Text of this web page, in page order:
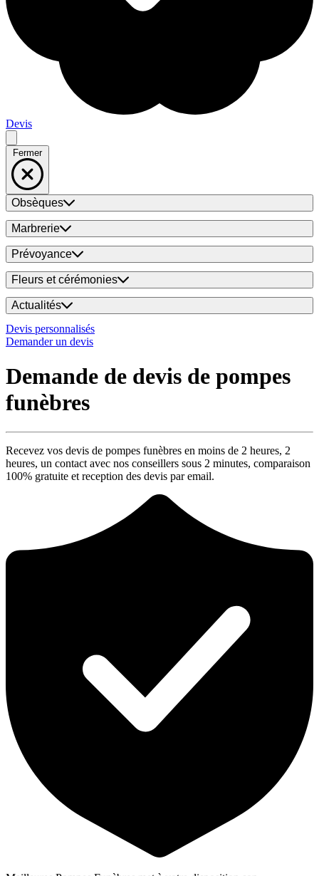
Devis
Fermer
Obsèques
Marbrerie
Prévoyance
Fleurs et cérémonies
Actualités
Devis personnalisés
Demander un devis
Demande de devis de pompes
funèbres
Recevez vos devis de pompes funèbres en moins de 2 heures, 2
heures, un contact avec nos conseillers sous 2 minutes, comparaison
100% gratuite et reception des devis par email.